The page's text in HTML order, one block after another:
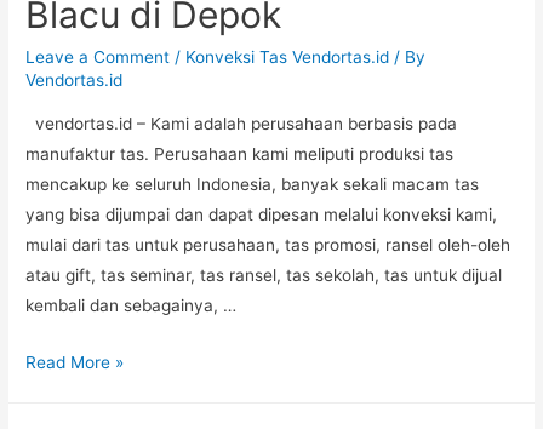
Blacu di Depok
Leave a Comment / Konveksi Tas Vendortas.id / By
Vendortas.id
vendortas.id – Kami adalah perusahaan berbasis pada
manufaktur tas. Perusahaan kami meliputi produksi tas
mencakup ke seluruh Indonesia, banyak sekali macam tas
yang bisa dijumpai dan dapat dipesan melalui konveksi kami,
mulai dari tas untuk perusahaan, tas promosi, ransel oleh-oleh
atau gift, tas seminar, tas ransel, tas sekolah, tas untuk dijual
kembali dan sebagainya, …
Konveksitas
Read More »